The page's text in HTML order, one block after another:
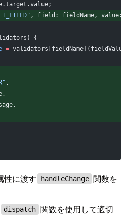
, field: fieldName,
{
=
,
性に渡す handleChange 関数を
dispatch 関数を使用して適切